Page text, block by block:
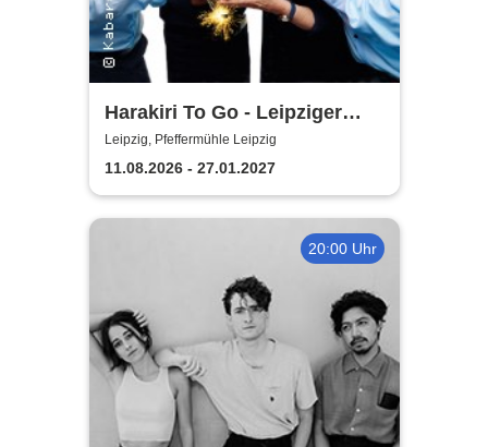
Harakiri To Go - Leipziger
Pfeffermühle
Leipzig, Pfeffermühle Leipzig
11.08.2026 - 27.01.2027
20:00 Uhr